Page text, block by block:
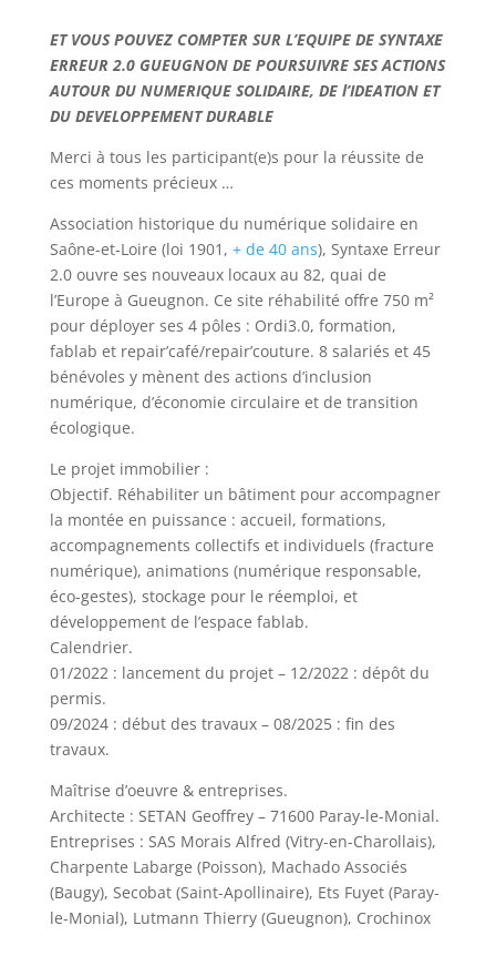
ET VOUS POUVEZ COMPTER SUR L’EQUIPE DE SYNTAXE
ERREUR 2.0 GUEUGNON DE POURSUIVRE SES ACTIONS
AUTOUR DU NUMERIQUE SOLIDAIRE, DE l’IDEATION ET
DU DEVELOPPEMENT DURABLE
Merci à tous les participant(e)s pour la réussite de
ces moments précieux …
Association historique du numérique solidaire en
Saône-et-Loire (loi 1901, + de 40 ans), Syntaxe Erreur
2.0 ouvre ses nouveaux locaux au 82, quai de
l’Europe à Gueugnon. Ce site réhabilité offre 750 m²
pour déployer ses 4 pôles : Ordi3.0, formation,
fablab et repair’café/repair’couture. 8 salariés et 45
bénévoles y mènent des actions d’inclusion
numérique, d’économie circulaire et de transition
écologique.
Le projet immobilier :
Objectif. Réhabiliter un bâtiment pour accompagner
la montée en puissance : accueil, formations,
accompagnements collectifs et individuels (fracture
numérique), animations (numérique responsable,
éco-gestes), stockage pour le réemploi, et
développement de l’espace fablab.
Calendrier.
01/2022 : lancement du projet – 12/2022 : dépôt du
permis.
09/2024 : début des travaux – 08/2025 : fin des
travaux.
Maîtrise d’oeuvre & entreprises.
Architecte : SETAN Geoffrey – 71600 Paray-le-Monial.
Entreprises : SAS Morais Alfred (Vitry-en-Charollais),
Charpente Labarge (Poisson), Machado Associés
(Baugy), Secobat (Saint-Apollinaire), Ets Fuyet (Paray-
le-Monial), Lutmann Thierry (Gueugnon), Crochinox